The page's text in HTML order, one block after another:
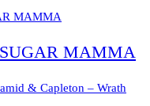
MAMMA